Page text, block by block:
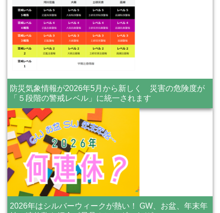
防災気象情報が2026年5月から新しく 災害の危険度が
「５段階の警戒レベル」に統一されます
2026年はシルバーウィークが熱い！ GW、お盆、年末年